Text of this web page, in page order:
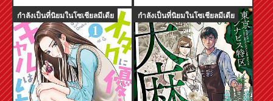
อาโออิ มิโดริ
กำลังเป็นที่นิยมในโซเชียลมีเดีย กำลังเป็นที่นิยมในโซเชียลมีเดีย